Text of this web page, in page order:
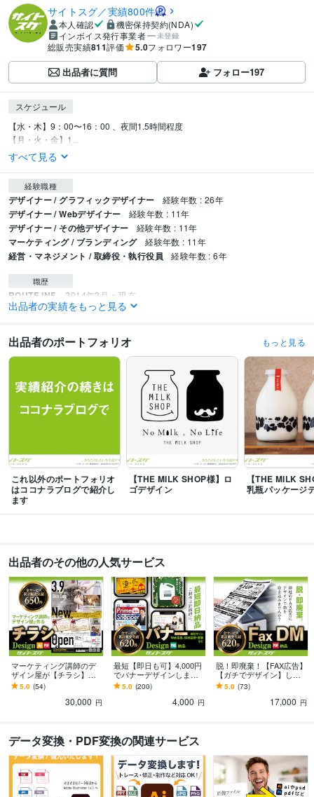
サイトスグ／実績800件
本人確認
機密保持契約(NDA)
インボイス発行事業者
未登録
総販売実績811評価 5.0フォロワー197
出品者に質問 フォロー197
スケジュール
【水・木】9：00〜16：00 、夜間1.5時間程度
【月・火・金】1...
すべて見る
経験職種
デザイナー / グラフィックデザイナー 経験年数 : 26年
デザイナー / Webデザイナー 経験年数 : 11年
デザイナー / その他デザイナー 経験年数 : 11年
マーケティング / ブランディング 経験年数 : 11年
経営・マネジメント / 取締役・執行役員 経験年数 : 6年
職歴
ROUTE INF. 2014年2月 ~ 現在
FOODEX2017 ご当地牛乳GP「ビジュアル審査賞」
イン賞「Top Awards Asia」
名古屋市 タスクール 創業スクール「マーケテ
ィング講義」
三重県 いなべ商工会 起業塾「マーケティング講義」
市 タスクール「名紙が“名刺”になるデザイン講座」
三重県 いなべ商工会
「デザイン添削グループレッスン」
長野県 ふらっと木曽 起業塾「マーケテ
ィング講義」 岐阜県 恵那商工会議所「リブランディング講座」
らっと木曽 起業塾「マーケティング講義」
三重県 いなべ商工会 起業塾
国家検定 DTP技能検定 「岐阜県職業能力開発協会
三重県 いなべ商工会 起業塾「マーケティング講義」 三重県 いなべ
商工会 起業塾「マーケティング講義」
VSIDE（旧佐世保市産業支援センタ
ー）Webコラム
某ゲームブログ 全国ブログランキング1位
自動車カテゴ
リブログ 全国ブログランキング１位 三重県 いなべ商工会 起業塾「マーケ
ティング講義」
会 起業塾「マーケティング講義」
製版技能士 取得年 : 2005年
プログラミング言語・フレームワーク
CSS:10年HTML:10年
ビジネス・クリエイティブツール
Adobe Photoshop:26年Adobe Illustrator:26年ペライチ:8年BASE:10年
WordPress:10年Google スプレッドシート:9年Google ドキュメント:9年
freee:11年Google Search Console:10年ChatGPT:2年iMovie:10年
得意分野
パッケージデザイン・ラベルデザイン チラシデザイン 名
マーケティング
開業 ブランディング
Web制作・HP作成・EC構築
使ったLP制作 バナー制作
飲食店 テイクアウト BASE EC ハンドメイド 物販
ペライチ
LP
出品者の実績をもっと見る
出品者のポートフォリオ もっと見る
これ以外のポートフォリオ
はココナラブログで紹介し
ます
【THE MILK SHOP様】ロ
ゴデザイン
【THE MILK
乳瓶パッケージ
出品者のその他の人気サービス
マーケティング講師のデ
ザイン屋が【チラシ】作
ります ★反響率を高める
要素を落とさず作成
5.0 (54)
30,000 円
最短【即日も可】4,000円
でバナーデザインします
★スピード重視で他の合
間にサクっと♪
5.0 (200)
4,000 円
脱！即廃棄！【FAX広告】
【ガチでデザイン】しま
す ★そのFAX広告、秒で
捨てられてません？
5.0 (73)
17,000 円
データ変換・PDF変換の関連サービス